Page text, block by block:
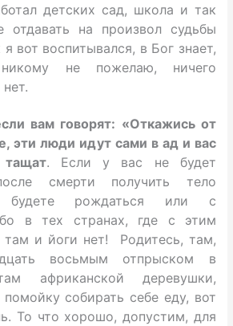
детских сад, школа и так
отдавать на произвол судьбы
вот воспитывался, в Бог знает,
не пожелаю, ничего
вам говорят: «Откажись от
эти люди идут сами в ад и вас
. Если у вас не будет
смерти получить тело
будете рождаться или с
в тех странах, где с этим
и йоги нет! Родитесь, там,
восьмым отпрыском в
африканской деревушки,
собирать себе еду, вот
То что хорошо, допустим, для